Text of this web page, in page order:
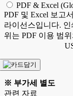
PDF & Excel
PDF 및 Excel 보고
라이선스입니다.
위는 PDF 이용 범
※ 부가세 별도
관련 자료